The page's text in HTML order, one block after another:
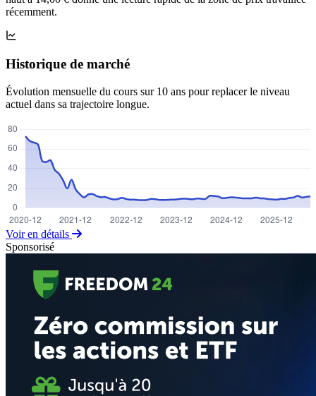
récemment.
Historique de marché
Évolution mensuelle du cours sur 10 ans pour replacer le niveau
actuel dans sa trajectoire longue.
Voir en détails
Sponsorisé